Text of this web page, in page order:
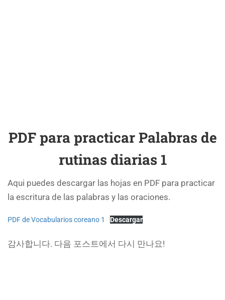
PDF para practicar Palabras de
rutinas diarias 1
Aqui puedes descargar las hojas en PDF para practicar
la escritura de las palabras y las oraciones.
PDF de Vocabularios coreano 1 Descargar
감사합니다. 다음 포스트에서 다시 만나요!